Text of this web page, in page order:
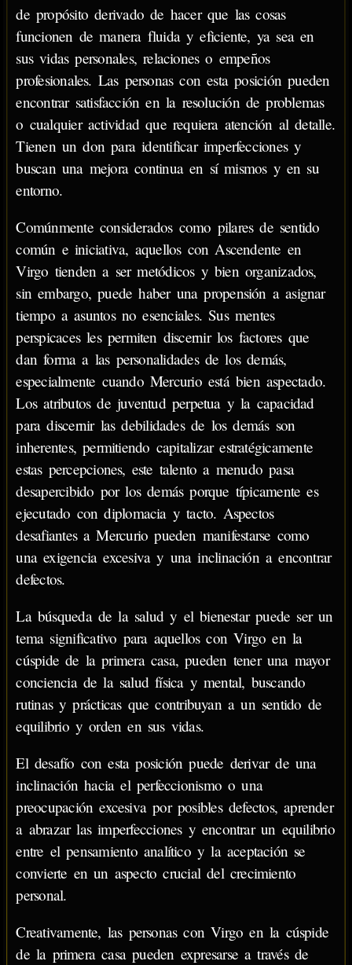
de propósito derivado de hacer que las cosas
funcionen de manera fluida y eficiente, ya sea en
sus vidas personales, relaciones o empeños
profesionales. Las personas con esta posición pueden
encontrar satisfacción en la resolución de problemas
o cualquier actividad que requiera atención al detalle.
Tienen un don para identificar imperfecciones y
buscan una mejora continua en sí mismos y en su
entorno.
Comúnmente considerados como pilares de sentido
común e iniciativa, aquellos con Ascendente en
Virgo tienden a ser metódicos y bien organizados,
sin embargo, puede haber una propensión a asignar
tiempo a asuntos no esenciales. Sus mentes
perspicaces les permiten discernir los factores que
dan forma a las personalidades de los demás,
especialmente cuando Mercurio está bien aspectado.
Los atributos de juventud perpetua y la capacidad
para discernir las debilidades de los demás son
inherentes, permitiendo capitalizar estratégicamente
estas percepciones, este talento a menudo pasa
desapercibido por los demás porque típicamente es
ejecutado con diplomacia y tacto. Aspectos
desafiantes a Mercurio pueden manifestarse como
una exigencia excesiva y una inclinación a encontrar
defectos.
La búsqueda de la salud y el bienestar puede ser un
tema significativo para aquellos con Virgo en la
cúspide de la primera casa, pueden tener una mayor
conciencia de la salud física y mental, buscando
rutinas y prácticas que contribuyan a un sentido de
equilibrio y orden en sus vidas.
El desafío con esta posición puede derivar de una
inclinación hacia el perfeccionismo o una
preocupación excesiva por posibles defectos, aprender
a abrazar las imperfecciones y encontrar un equilibrio
entre el pensamiento analítico y la aceptación se
convierte en un aspecto crucial del crecimiento
personal.
Creativamente, las personas con Virgo en la cúspide
de la primera casa pueden expresarse a través de